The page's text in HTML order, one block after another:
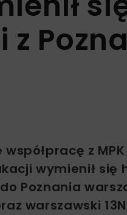
z
wymienił
Poznania
warszawski